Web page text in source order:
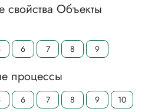
Объекты
6 7 8 9
процессы
6 7 8 9
10